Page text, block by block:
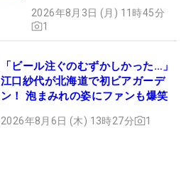
2026年8月3日 (月) 11時45分
1
「ビール注ぐのむずかしかった…」
江口紗代が北海道で初ビアガーデ
ン！ 泡まみれの姿にファンも爆笑
2026年8月6日 (木) 13時27分 1